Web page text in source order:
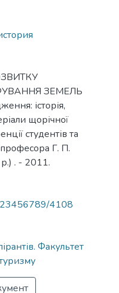
ЗЕМЕЛЬ
історія,
щорічної
студентів та
професора Г. П.
. - 2011.
4108
Факультет
туризму